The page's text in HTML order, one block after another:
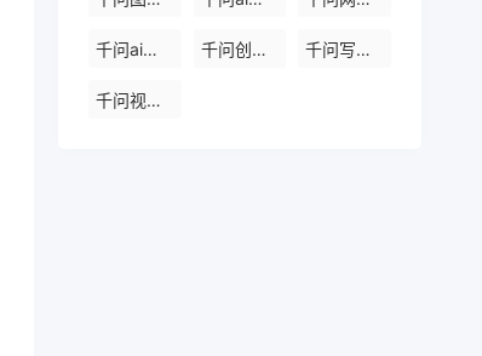
千问ai创作平台 千问创作免费 千问写作助手免费版
千问视频生成助手